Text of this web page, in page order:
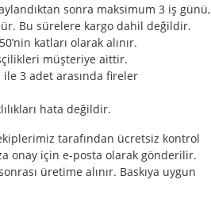
sonra maksimum 3 iş günü,
Bu sürelere kargo dahil değildir.
katları olarak alınır.
müşteriye aittir.
ile 3 adet arasında fireler
hata değildir.
tarafından ücretsiz kontrol
onay için e-posta olarak gönderilir.
üretime alınır. Baskıya uygun